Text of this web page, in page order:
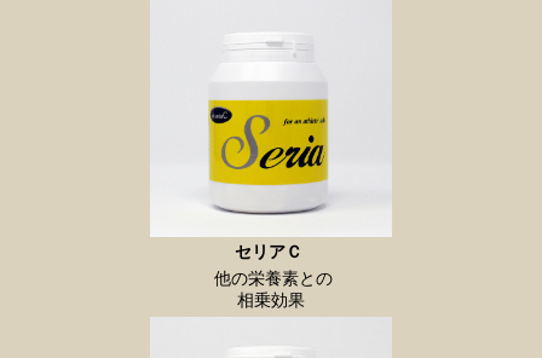
セリアＣ
他の栄養素との
相乗効果